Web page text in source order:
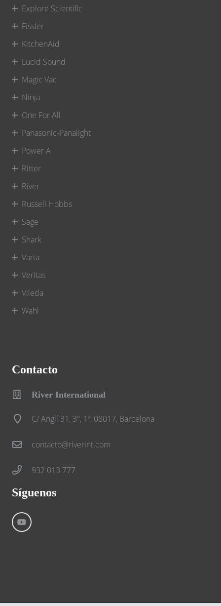
Explore Scientific
Fissler
KitchenAid
Lucid Sound
Magic Vac
Ninja
One For All
Panasonic-Panalight
Power A
Ritter
River
Russell Hobbs
Sage
Shark
Varta
Veritas
Vileda
Wahl
Contacto
River International
C/ Anglí 31, 3º, 1ª, 08017, Barcelona
contacto@riverint.com
932 013 777
Síguenos